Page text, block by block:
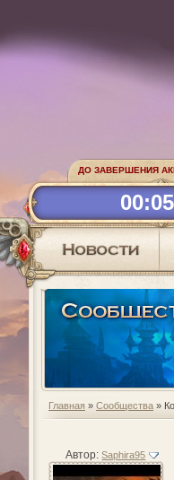
ДО ЗАВЕРШЕНИЯ
АКТИВНОСТИ НА
Главная » Сообщества »
Автор:Saphira95